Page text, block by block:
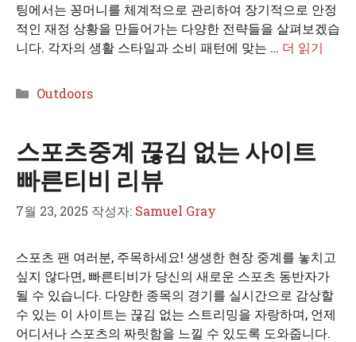
팅에서는 꽁머니를 체계적으로 관리하여 장기적으로 안정
적인 재정 상황을 만들어가는 다양한 전략들을 살펴보겠습
니다. 각자의 생활 스타일과 소비 패턴에 맞는 … 더 읽기
카
리
Outdoors
스포츠중계 끊김 없는 사이트
빠른티비 리뷰
7월 23, 2025 작성자: Samuel Gray
스포츠 팬 여러분, 주목하세요! 생생한 현장 중계를 놓치고
싶지 않다면, 빠른티비가 당신의 새로운 스포츠 동반자가
될 수 있습니다. 다양한 종목의 경기를 실시간으로 감상할
수 있는 이 사이트는 끊김 없는 스트리밍을 자랑하며, 언제
어디서나 스포츠의 짜릿함을 느낄 수 있도록 도와줍니다.